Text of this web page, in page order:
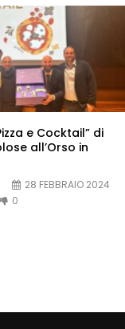
e Cocktail” di
all’Orso in
28 FEBBRAIO 2024
0